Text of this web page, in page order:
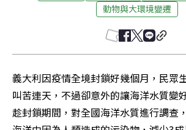
動物與大環境變遷
義大利因疫情全境封鎖好幾個月，民眾
叫苦連天，不過卻意外的讓海洋水質變
趁封鎖期間，對全國海洋水質進行調查